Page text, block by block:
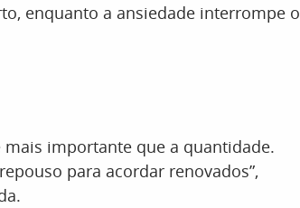
enquanto a ansiedade interrompe o
importante que a quantidade.
para acordar renovados”,